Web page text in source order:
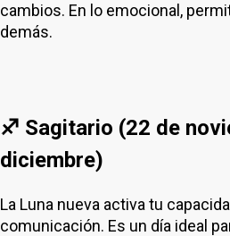
cambios. En lo emocional,
demás.
♐ Sagitario (22 de
diciembre)
La Luna nueva activa tu
comunicación. Es un día ideal